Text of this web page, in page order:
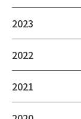
2023
2022
2021